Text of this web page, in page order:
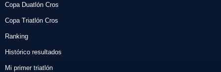
Copa Duatlón Cros
Copa Triatlón Cros
Ranking
Histórico resultados
Mi primer triatlón